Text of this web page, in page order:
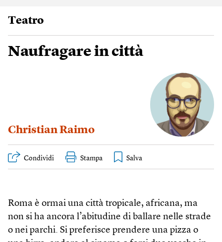
Teatro
Naufragare in città
Christian Raimo
Condividi Stampa
Roma è ormai una città tropicale, africana, ma
non si ha ancora l’abitudine di ballare nelle strade
o nei parchi. Si preferisce prendere una pizza o